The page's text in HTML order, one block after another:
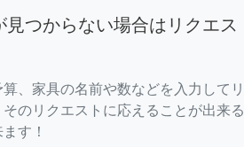
つからない場合はリクエス
、家具の名前や数などを入力してリ
のリクエストに応えることが出来る
す！